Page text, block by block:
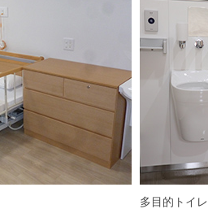
多目的トイレ